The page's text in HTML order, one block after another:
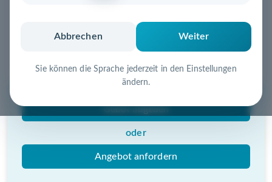
Abbrechen Weiter
Sie können die Sprache jederzeit in den Einstellungen
ändern.
Schnell, sicher und unkompliziert zur eigenen
Gebot abgeben
oder
Angebot anfordern